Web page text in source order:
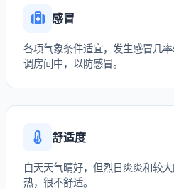
感冒
各项气象条件适宜，发生感冒几
调房间中，以防感冒。
舒适度
白天天气晴好，但烈日炎炎和较
热，很不舒适。